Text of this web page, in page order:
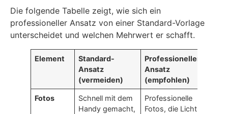
Die folgende Tabelle zeigt, wie sich ein
professioneller Ansatz von einer Standard-Vorlage
unterscheidet und welchen Mehrwert er schafft.
Element
Standard-
Ansatz
(vermeiden)
Professioneller
Ansatz
(empfohlen)
Fotos
Schnell mit dem
Handy gemacht,
Professionelle
Fotos, die Licht und